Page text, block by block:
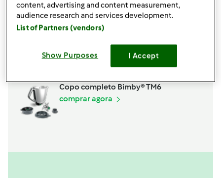
Acessórios
comprar agora
Copo completo Bimby® TM6
comprar agora
content, advertising and content measurement,
audience research and services development.
List of Partners (vendors)
Show Purposes I Accept